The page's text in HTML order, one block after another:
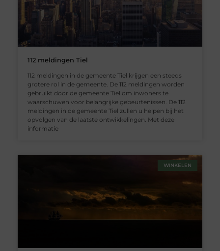
112 meldingen Tiel
112 meldingen in de gemeente Tiel krijgen een steeds
grotere rol in de gemeente. De 112 meldingen worden
gebruikt door de gemeente Tiel om inwoners te
waarschuwen voor belangrijke gebeurtenissen. De 112
meldingen in de gemeente Tiel zullen u helpen bij het
opvolgen van de laatste ontwikkelingen. Met deze
informatie
WINKELEN